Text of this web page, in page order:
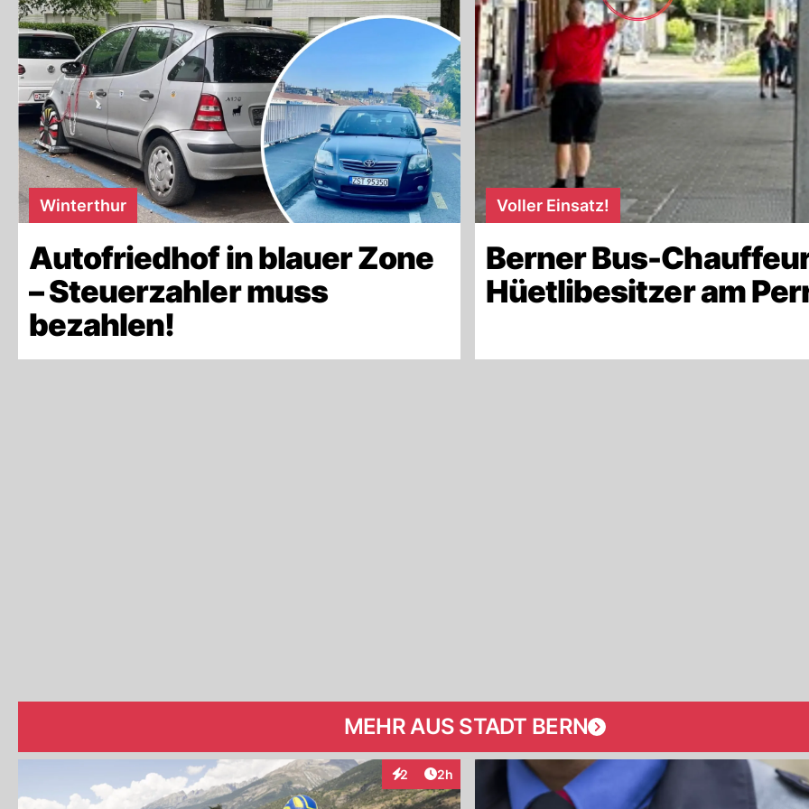
Winterthur
Autofriedhof in blauer Zone
– Steuerzahler muss
bezahlen!
Voller Einsatz!
Berner Bus-
Hüetlibesitzer am
MEHR AUS STADT BERN
2
InteraktionenArtikel veröffentlicht:
2h